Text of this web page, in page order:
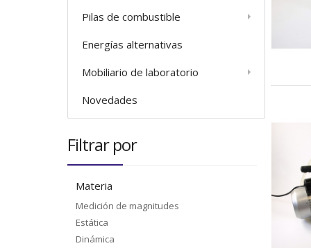
Pilas de combustible
Energías alternativas
Mobiliario de laboratorio
Novedades
Filtrar por
Materia
Medición de magnitudes
Estática
Dinámica